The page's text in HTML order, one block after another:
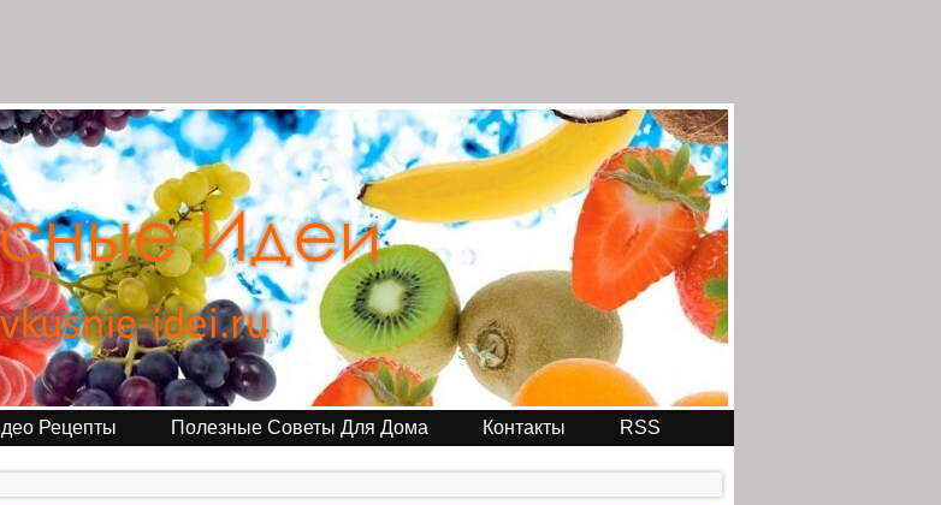
Рецепты Полезные Советы Для Дома Контакты RSS